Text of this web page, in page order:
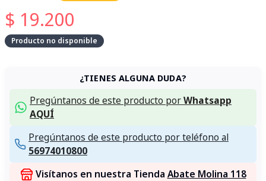
$ 19.200
Producto no disponible
¿TIENES ALGUNA DUDA?
Pregúntanos de este producto porWhatsapp
AQUÍ
Pregúntanos de este producto por teléfono al
56974010800
Visítanos en nuestra Tienda Abate Molina 118